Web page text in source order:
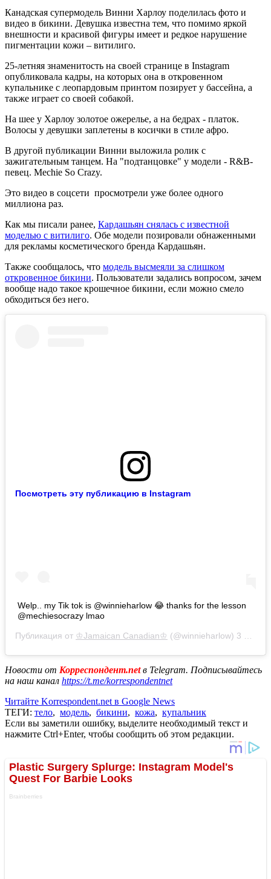
Канадская супермодель Винни Харлоу поделилась фото и
видео в бикини. Девушка известна тем, что помимо яркой
внешности и красивой фигуры имеет и редкое нарушение
пигментации кожи – витилиго.
25-летняя знаменитость на своей странице в Instagram
опубликовала кадры, на которых она в откровенном
купальнике с леопардовым принтом позирует у бассейна, а
также играет со своей собакой.
На шее у Харлоу золотое ожерелье, а на бедрах - платок.
Волосы у девушки заплетены в косички в стиле афро.
В другой публикации Винни выложила ролик с
зажигательным танцем. На "подтанцовке" у модели - R&B-
певец. Mechie So Crazy.
Это видео в соцсети просмотрели уже более одного
миллиона раз.
Как мы писали ранее, Кардашьян снялась с известной
моделью с витилиго. Обе модели позировали обнаженными
для рекламы косметического бренда Кардашьян.
Также сообщалось, что модель высмеяли за слишком
откровенное бикини. Пользователи задались вопросом, зачем
вообще надо такое крошечное бикини, если можно смело
обходиться без него.
Посмотреть эту публикацию в Instagram
Welp.. my Tik tok is @winnieharlow 😂 thanks for the lesson
@mechiesocrazy lmao
Публикация от ♔Jamaican Canadian♔ (@winnieharlow) 3 Май 2020 в 7:47 PDT
Новости от Корреспондент.netв Telegram. Подписывайтесь
на наш канал https://t.me/korrespondentnet
Читайте Korrespondent.net в Google News
ТЕГИ: тело, модель, бикини, кожа, купальник
Если вы заметили ошибку, выделите необходимый текст и
нажмите Ctrl+Enter, чтобы сообщить об этом редакции.